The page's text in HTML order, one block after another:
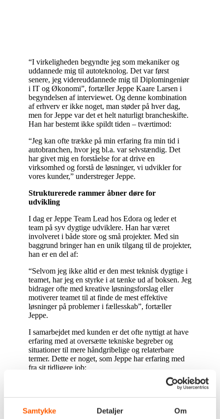
Samtykke Detaljer Om
“I virkeligheden begyndte jeg som mekaniker og
uddannede mig til autoteknolog. Det var først
senere, jeg videreuddannede mig til Diplomingeniør
i IT og Økonomi”, fortæller Jeppe Kaare Larsen i
begyndelsen af interviewet. Og denne kombination
af erhverv er ikke noget, man støder på hver dag,
men for Jeppe var det et helt naturligt brancheskifte.
Han har bestemt ikke spildt tiden – tværtimod:
“Jeg kan ofte trække på min erfaring fra min tid i
autobranchen, hvor jeg bl.a. var selvstændig. Det
har givet mig en forståelse for at drive en
virksomhed og forstå de løsninger, vi udvikler for
vores kunder,” understreger Jeppe.
Strukturerede rammer åbner døre for
udvikling
I dag er Jeppe Team Lead hos Edora og leder et
team på syv dygtige udviklere. Han har været
involveret i både store og små projekter. Med sin
baggrund bringer han en unik tilgang til de projekter,
han er en del af:
“Selvom jeg ikke altid er den mest teknisk dygtige i
teamet, har jeg en styrke i at tænke ud af boksen. Jeg
bidrager ofte med kreative løsningsforslag eller
motiverer teamet til at finde de mest effektive
løsninger på problemer i fællesskab”, fortæller
Jeppe.
I samarbejdet med kunden er det ofte nyttigt at have
erfaring med at oversætte tekniske begreber og
situationer til mere håndgribelige og relaterbare
termer. Dette er noget, som Jeppe har erfaring med
fra sit tidligere job:
“Som mekaniker kan man vælge at bruge en masse
menneskesprog, og det samme gør sig gældende